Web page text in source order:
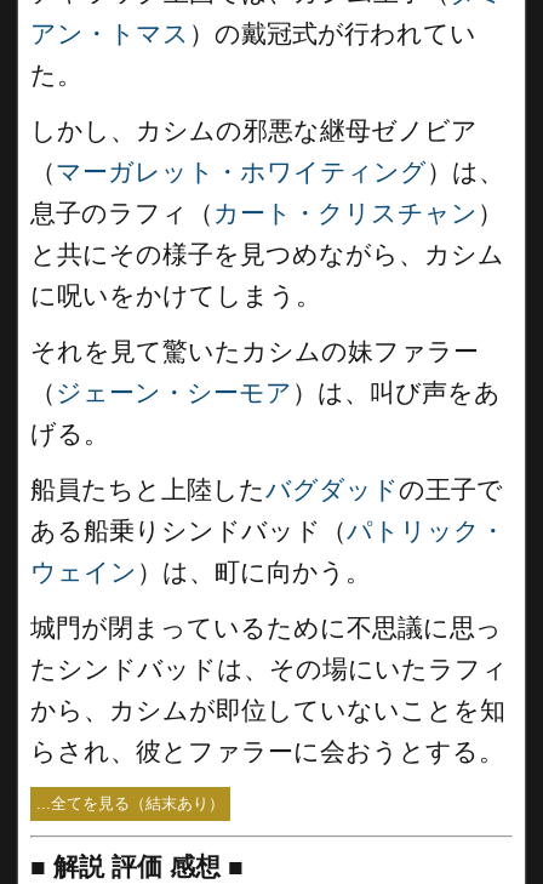
アン・トマス ）の戴冠式が行われてい
た。
しかし、カシムの邪悪な継母ゼノビア
（マーガレット・ホワイティング）は、
息子のラフィ（ カート・クリスチャン ）
と共にその様子を見つめながら、カシム
に呪いをかけてしまう。
それを見て驚いたカシムの妹ファラー
（ ジェーン・シーモア ）は、叫び声をあ
げる。
船員たちと上陸したバグダッドの王子で
ある船乗りシンドバッド（パトリック・
ウェイン ）は、町に向かう。
城門が閉まっているために不思議に思っ
たシンドバッドは、その場にいたラフィ
から、カシムが即位していないことを知
らされ、彼とファラーに会おうとする。
...全てを見る（結末あり）
■ 解説 評価 感想 ■